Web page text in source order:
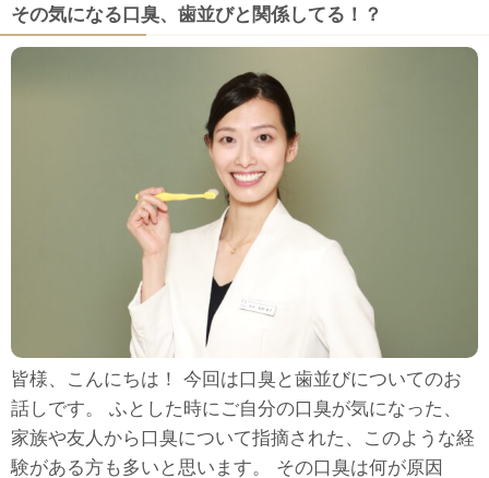
その気になる口臭、歯並びと関係してる！？
皆様、こんにちは！ 今回は口臭と歯並びについてのお
話しです。 ふとした時にご自分の口臭が気になった、
家族や友人から口臭について指摘された、このような経
験がある方も多いと思います。 その口臭は何が原因